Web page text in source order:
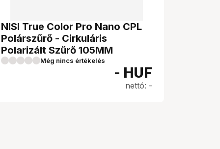
NISI True Color Pro Nano CPL
Polárszűrő - Cirkuláris
Polarizált Szűrő 105MM
Még nincs értékelés
- HUF
nettó: -